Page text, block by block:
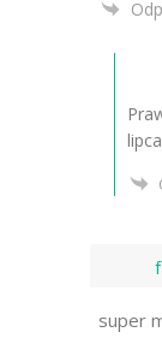
super